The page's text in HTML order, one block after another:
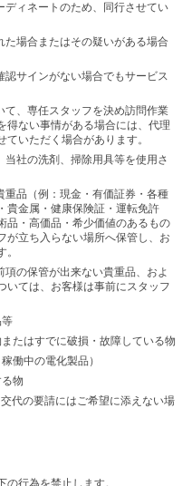
ィネートのため、同行させてい
場合またはその疑いがある場合
サインがない場合でもサービス
、専任スタッフを決め訪問作業
得ない事情がある場合には、代理
いただく場合があります。
社の洗剤、掃除用具等を使用さ
品（例：現金・有価証券・各種
貴金属・健康保険証・運転免許
品・高価品・希少価値のあるもの
が立ち入らない場所へ保管し、お
の保管が出来ない貴重品、およ
いては、お客様は事前にスタッフ
等
たはすでに破損・故障している物
働中の電化製品）
物
代の要請にはご希望に添えない場
行為を禁止します。